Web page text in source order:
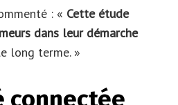
: « Cette étude
dans leur démarche
long terme. »
connectée